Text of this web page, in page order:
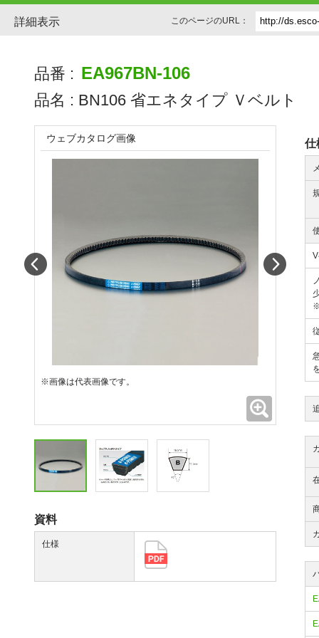
詳細表示 このページのURL：
品番 : EA967BN-106
品名 : BN106 省エネタイプ Ｖベルト
仕
ウェブカタログ画像
※画像は代表画像です。
資料
仕様